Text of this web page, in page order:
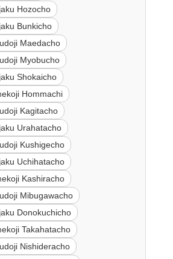
Hozocho
Bunkicho
Maedacho
Myobucho
Shokaicho
Hommachi
Kagitacho
Urahatacho
Kushigecho
Uchihatacho
Kashiracho
Mibugawacho
Donokuchicho
Takahatacho
Nishideracho